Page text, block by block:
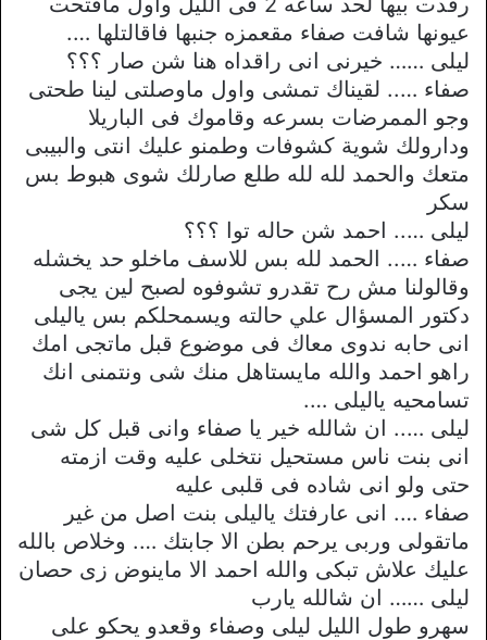
عيونها شافت صفاء مقعمزه جنبها فاقالتلها ….
ليلى …… خيرنى انى راقداه هنا شن صار ؟؟؟
صفاء ….. لقيناك تمشى واول ماوصلتى لينا طحتى
وجو الممرضات بسرعه وقاموك فى الباريلا
ودارولك شوية كشوفات وطمنو عليك انتى والبيبى
متعك والحمد لله لله طلع صارلك شوى هبوط بس
سكر
ليلى ….. احمد شن حاله توا ؟؟؟
صفاء ….. الحمد لله بس للاسف ماخلو حد يخشله
وقالولنا مش رح تقدرو تشوفوه لصبح لين يجى
دكتور المسؤال علي حالته ويسمحلكم بس ياليلى
انى حابه ندوى معاك فى موضوع قبل ماتجى امك
راهو احمد والله مايستاهل منك شى ونتمنى انك
تسامحيه ياليلى ….
ليلى ….. ان شالله خير يا صفاء وانى قبل كل شى
انى بنت ناس مستحيل نتخلى عليه وقت ازمته
حتى ولو انى شاده فى قلبى عليه
صفاء …. انى عارفتك ياليلى بنت اصل من غير
ماتقولى وربى يرحم بطن الا جابتك …. وخلاص بالله
عليك علاش تبكى والله احمد الا ماينوض زى حصان
ليلى …… ان شالله يارب
سهرو طول الليل ليلى وصفاء وقعدو يحكو على